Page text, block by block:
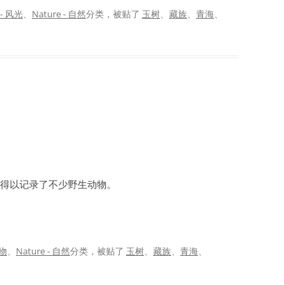
风光、 Nature - 自然分类，被贴了 玉树、 藏族、 青海、
以记录了不少野生动物。
、 Nature - 自然分类，被贴了 玉树、 藏族、 青海、